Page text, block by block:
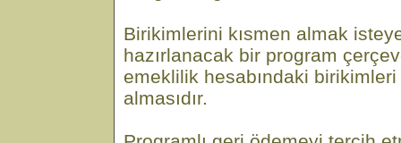
Birikimlerini kısmen almak
hazırlanacak bir program
emeklilik hesabındaki birikimleri
almasıdır.